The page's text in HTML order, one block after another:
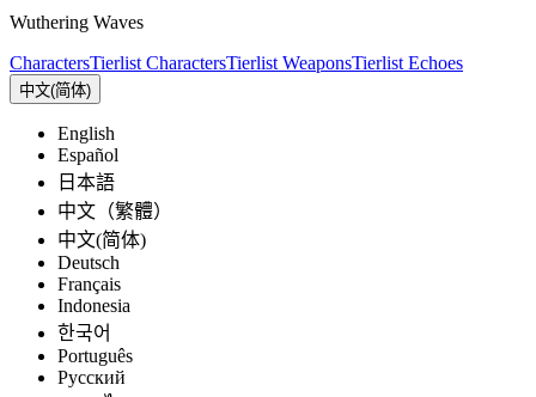
Wuthering Waves
CharactersTierlist CharactersTierlist WeaponsTierlist Echoes
中文(简体)
English
Español
日本語
中文（繁體）
中文(简体)
Deutsch
Français
Indonesia
한국어
Português
Pусский